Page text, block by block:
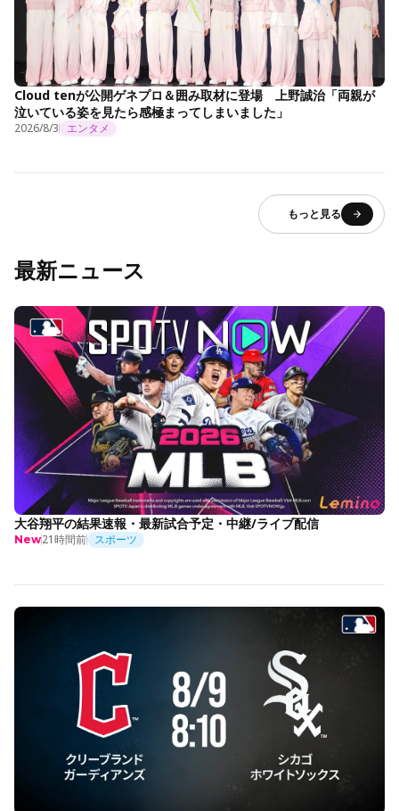
Cloud tenが公開ゲネプロ＆囲み取材に登場 上野誠治「両親が
泣いている姿を見たら感極まってしまいました」
2026/8/3 エンタメ
もっと見る
最新ニュース
大谷翔平の結果速報・最新試合予定・中継/ライブ配信
New21時間前 スポーツ